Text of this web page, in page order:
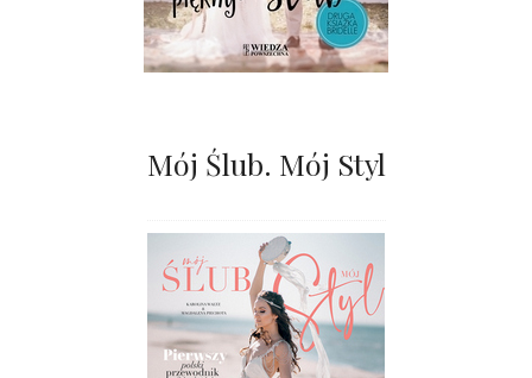
Mój Ślub. Mój Styl